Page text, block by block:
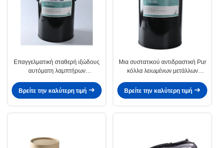
Επαγγελματική σταθερή ιξώδους
αυτόματη λαμπτήρων
μετάλλων κόλλας καυτή
Βρείτε την καλύτερη τιμή
Μια συστατικού αντιδραστική Pur
κόλλα λειωμένων μετάλλων
συνέλευση λαμπτήρων
Βρείτε την καλύτερη τιμή